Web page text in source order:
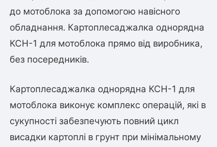
до мотоблока за допомогою навісного
обладнання. Картоплесаджалка однорядна
КСН-1 для мотоблока прямо від виробника,
без посередників.
Картоплесаджалка однорядна КСН-1 для
мотоблока виконує комплекс операцій, які в
сукупності забезпечують повний цикл
висадки картоплі в грунт при мінімальному